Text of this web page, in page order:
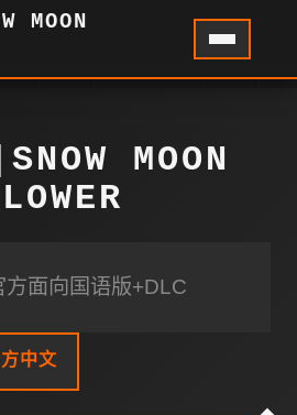
MOON
MOON
方面向国语版+DLC
中文